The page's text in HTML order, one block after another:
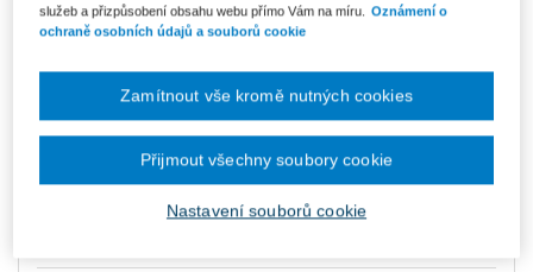
ks
Ceny jsou včetně DPH
Obsah_Obec_u_soudu_s_UP
Ukazka__Obec_u_soudu_s_UP
O_autorech__Obec_u_soudu_s_UP
služeb a přizpůsobení obsahu webu přímo Vám na míru. Oznámení o
ochraně osobních údajů a souborů cookie
Nastavení souborů cookie
Zamítnout vše kromě nutných cookies
Přijmout všechny soubory cookie